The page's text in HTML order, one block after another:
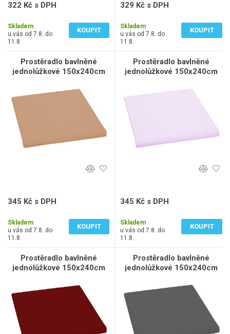
322 Kč s DPH
Skladem
u vás od 7.8. do
11.8.
KOUPIT
329 Kč s DPH
Skladem
u vás od 7.8. do
11.8.
KOUPIT
Prostěradlo bavlněné
jednolůžkové 150x240cm
345 Kč s DPH
Skladem
u vás od 7.8. do
11.8.
KOUPIT
Prostěradlo bavlněné
jednolůžkové 150x240cm
345 Kč s DPH
Skladem
u vás od 7.8. do
11.8.
KOUPIT
Prostěradlo bavlněné
jednolůžkové 150x240cm
Prostěradlo bavlněné
jednolůžkové 150x240cm